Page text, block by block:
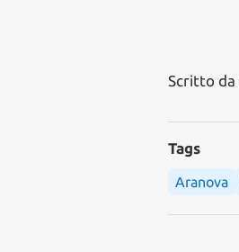
Scritto da
Tags
Aranova